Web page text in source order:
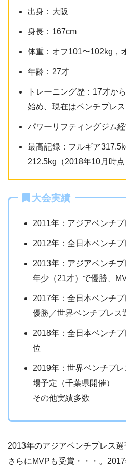
出身：大阪
身長：167cm
体重：オフ101〜102kg，
年齢：27才
トレーニング歴：17才か
始め、現在はベンチプレ
パワーリフティングジム
最高記録：フルギア
212.5kg（2018年10月時点
大会実績
2011年：アジアベンチ
2012年：全日本ベンチ
2013年：アジアベンチ
年少（21才）で優勝、
2017年：全日本ベンチ
優勝／世界ベンチプレス
2018年：全日本ベンチ
位
2019年：世界ベンチプ
場予定（千葉県開催）
その他実績多数
2013年のアジアベンチプレス選
さらにMVPも受賞・・・。